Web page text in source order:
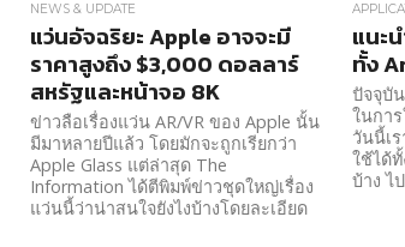
NEWS & UPDATE
แว่นอัจฉริยะ Apple อาจจะมี
ราคาสูงถึง $3,000 ดอลลาร์
สหรัฐและหน้าจอ 8K
ข่าวลือเรื่องแว่น AR/VR ของ Apple นั้น
มีมาหลายปีแล้ว โดยมักจะถูกเรียกว่า
Apple Glass แต่ล่าสุด The
Information ได้ตีพิมพ์ข่าวชุดใหญ่เรื่อง
แว่นนี้ว่าน่าสนใจยังไงบ้างโดยละเอียด
แนะ
ทั้ง
ปัจจุบั
ในกา
วันนี้เ
ใช้ได้
บ้าง ไ